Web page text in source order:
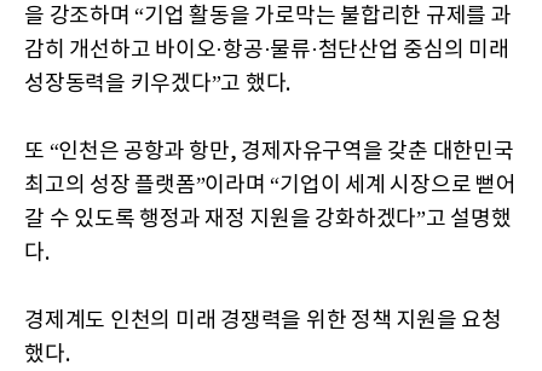
을 강조하며 “기업 활동을 가로막는 불합리한 규제를 과
감히 개선하고 바이오·항공·물류·첨단산업 중심의 미래
성장동력을 키우겠다”고 했다.
또 “인천은 공항과 항만, 경제자유구역을 갖춘 대한민국
최고의 성장 플랫폼”이라며 “기업이 세계 시장으로 뻗어
갈 수 있도록 행정과 재정 지원을 강화하겠다”고 설명했
다.
경제계도 인천의 미래 경쟁력을 위한 정책 지원을 요청
했다.